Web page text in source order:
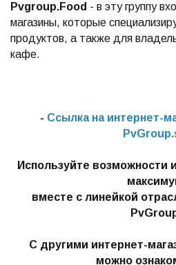
Pvgroup.Food - в эту группу
магазины, которые
продуктов, а также для
кафе.
- Ссылка на интернет-
Используйте возможности
вместе с линейкой
С другими интернет-
можно